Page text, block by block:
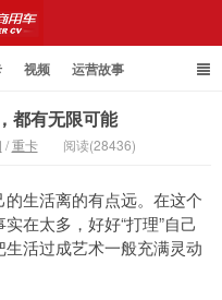
视频 运营故事
都有无限可能
/重卡 阅读(28436)
生活离的有点远。在这个
在太多，好好“打理”自己
活过成艺术一般充满灵动